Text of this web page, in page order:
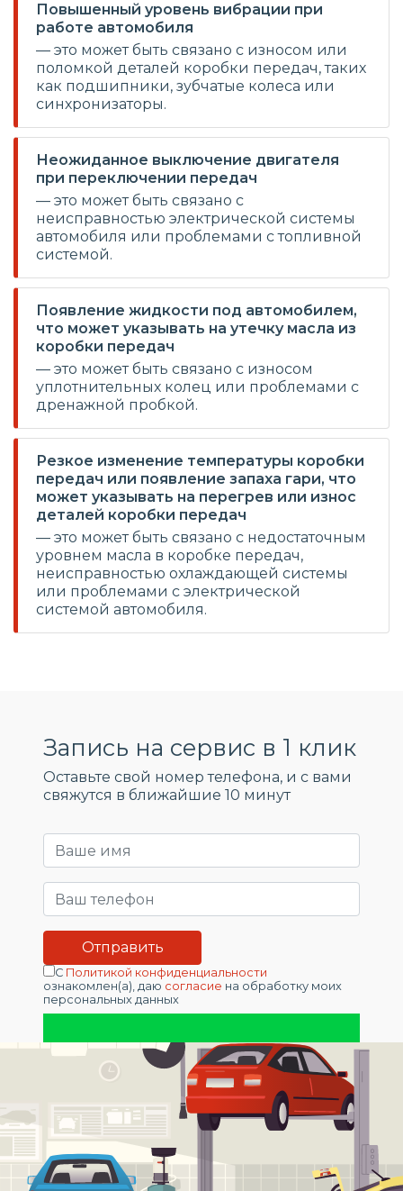
Повышенный уровень вибрации при
работе автомобиля
— это может быть связано с износом или
поломкой деталей коробки передач, таких
как подшипники, зубчатые колеса или
синхронизаторы.
Неожиданное выключение двигателя
при переключении передач
— это может быть связано с
неисправностью электрической системы
автомобиля или проблемами с топливной
системой.
Появление жидкости под автомобилем,
что может указывать на утечку масла из
коробки передач
— это может быть связано с износом
уплотнительных колец или проблемами с
дренажной пробкой.
Резкое изменение температуры коробки
передач или появление запаха гари, что
может указывать на перегрев или износ
деталей коробки передач
— это может быть связано с недостаточным
уровнем масла в коробке передач,
неисправностью охлаждающей системы
или проблемами с электрической
системой автомобиля.
Запись на сервис в 1 клик
Оставьте свой номер телефона, и c вами
свяжутся в ближайшие 10 минут
С Политикой конфиденциальности
ознакомлен(а), даю согласие на обработку моих
персональных данных